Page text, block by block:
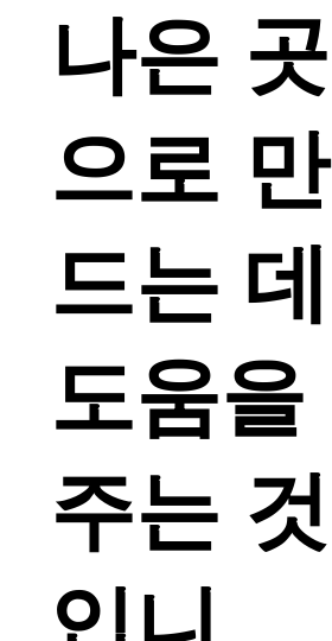
나은 곳
으로 만
드는 데
도움을
주는 것